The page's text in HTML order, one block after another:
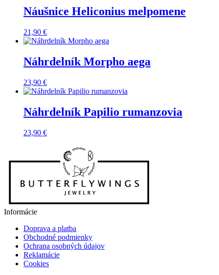
Náušnice Heliconius melpomene
21,90 €
Náhrdelník Morpho aega
23,90 €
Náhrdelník Papilio rumanzovia
23,90 €
Informácie
Doprava a platba
Obchodné podmienky
Ochrana osobných údajov
Reklamácie
Cookies